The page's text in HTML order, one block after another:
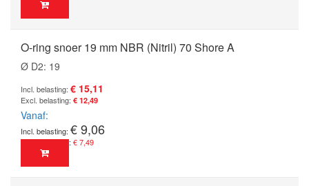
O-ring snoer 19 mm NBR (Nitril) 70 Shore A
Ø D2: 19
€ 15,11
€ 12,49
Vanaf
€ 9,06
€ 7,49